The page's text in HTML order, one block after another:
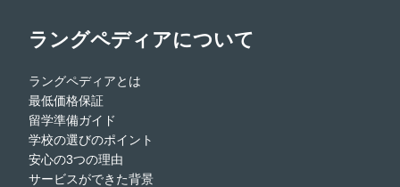
ラングペディアについて
ラングペディアとは
最低価格保証
留学準備ガイド
学校の選びのポイント
安心の3つの理由
サービスができた背景